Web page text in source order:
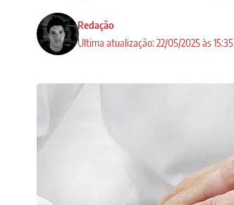
Ultima atualização: 22/05/2025 às 15:35
Redação